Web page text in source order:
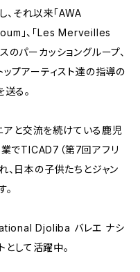
、それ以来「AWA
」、「Les Merveilles
パーカッショングループ、
プアーティスト達の指導の
る。
アと交流を続けている鹿児
でTICAD7（第7回アフリ
、日本の子供たちとジャン
Djoliba バレエ ナシ
として活躍中。